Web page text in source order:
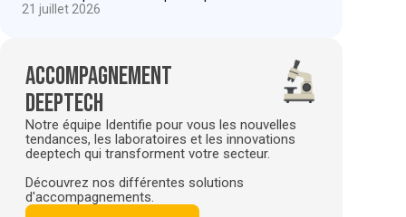
21 juillet 2026
Accompagnement
deeptech
Notre équipe Identifie pour vous les nouvelles
tendances, les laboratoires et les innovations
deeptech qui transforment votre secteur.
Découvrez nos différentes solutions
d'accompagnements.